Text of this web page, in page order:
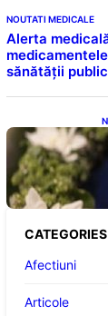
NOUTATI MEDICALE
Alerta
sănătății
CATEGORIES
Afectiuni
Articole